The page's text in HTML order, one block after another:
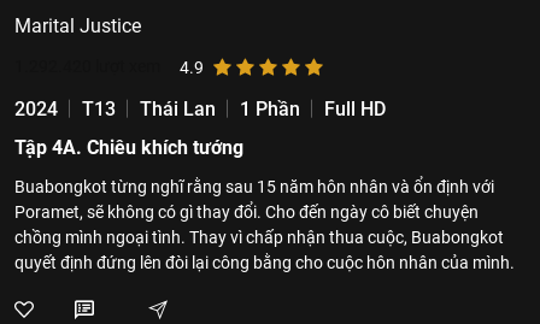
Marital Justice
4.9
2024 T13 Thái Lan 1 Phần
Full HD
Tập 4A. Chiêu khích tướng
Buabongkot từng nghĩ rằng sau 15 năm hôn nhân và ổn định với
Poramet, sẽ không có gì thay đổi. Cho đến ngày cô biết chuyện
chồng mình ngoại tình. Thay vì chấp nhận thua cuộc, Buabongkot
quyết định đứng lên đòi lại công bằng cho cuộc hôn nhân của mình.